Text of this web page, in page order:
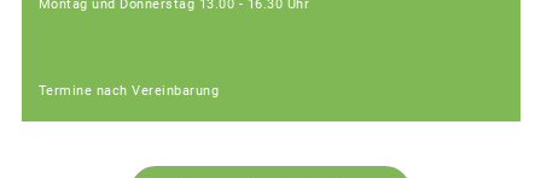
Montag und Donnerstag 13.00 - 16.30 Uhr
Termine nach Vereinbarung